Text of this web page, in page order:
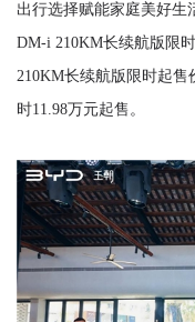
出行选择赋能家庭美好生
DM-i 210KM长续航版限
210KM长续航版限时起售
时11.98万元起售。